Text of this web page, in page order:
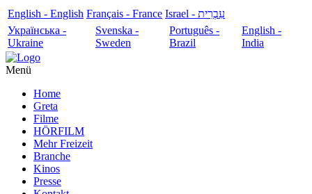
English - English Français - France
עִבְרִית - Israel
Українська -
Ukraine
Svenska -
Sweden
Português -
Brazil
English -
India
Menü
Home
Greta
Filme
HÖRFILM
Mehr Freizeit
Branche
Kinos
Presse